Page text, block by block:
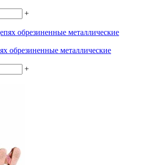
+
обрезиненные металлические
+